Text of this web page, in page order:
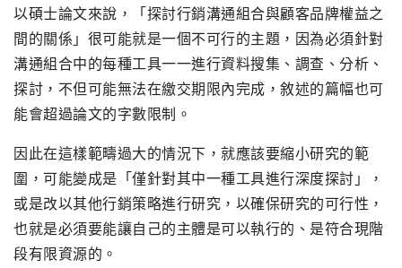
以碩士論文來說，「探討行銷溝通組合與顧客品牌權益之
間的關係」很可能就是一個不可行的主題，因為必須針對
溝通組合中的每種工具一一進行資料搜集、調查、分析、
探討，不但可能無法在繳交期限內完成，敘述的篇幅也可
能會超過論文的字數限制。
因此在這樣範疇過大的情況下，就應該要縮小研究的範
圍，可能變成是「僅針對其中一種工具進行深度探討」，
或是改以其他行銷策略進行研究，以確保研究的可行性，
也就是必須要能讓自己的主體是可以執行的、是符合現階
段有限資源的。